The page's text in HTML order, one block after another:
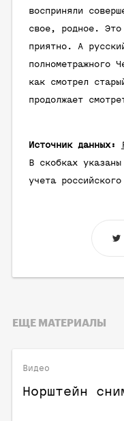
восприняли
свое, родное. Это
приятно. А
полнометражного
как смотрел
продолжает
Источник данных:
В скобках
учета
ЕЩЕ МАТЕРИАЛЫ
Видео
Норштейн